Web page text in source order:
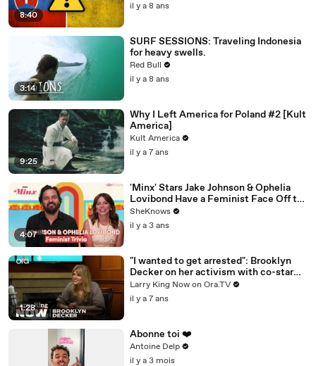
8:40
il y a 8 ans
3:14
SURF SESSIONS: Traveling Indonesia
for heavy swells.
Red Bull
il y a 8 ans
9:25
Why I Left America for Poland #2 [Kult
America]
Kult America
il y a 7 ans
4:07
'Minx' Stars Jake Johnson & Ophelia
Lovibond Have a Feminist Face Off to
Celebrate Season 2
SheKnows
il y a 3 ans
1:28
"I wanted to get arrested": Brooklyn
Decker on her activism with co-star
Jane Fonda
Larry King Now on Ora.TV
il y a 7 ans
Abonne toi ❤️
Antoine Delp
il y a 3 mois